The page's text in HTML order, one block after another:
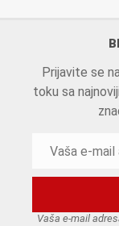
Prijavite se
toku sa
Vaša e-mail